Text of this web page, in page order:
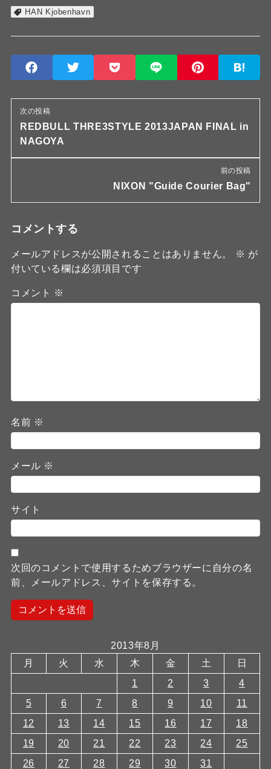
HAN Kjobenhavn
次の投稿
REDBULL THRE3STYLE 2013JAPAN FINAL in
NAGOYA
前の投稿
NIXON "Guide Courier Bag"
コメントする
メールアドレスが公開されることはありません。 ※ が
付いている欄は必須項目です
コメント ※
名前 ※
メール ※
サイト
次回のコメントで使用するためブラウザーに自分の名
前、メールアドレス、サイトを保存する。
2013年8月
月
火 水 木 金 土
日
1
2 3
4
5
6 7 8 9 10
11
12
13 14 15 16 17
18
19
20 21 22 23 24
25
26
27 28 29 30 31